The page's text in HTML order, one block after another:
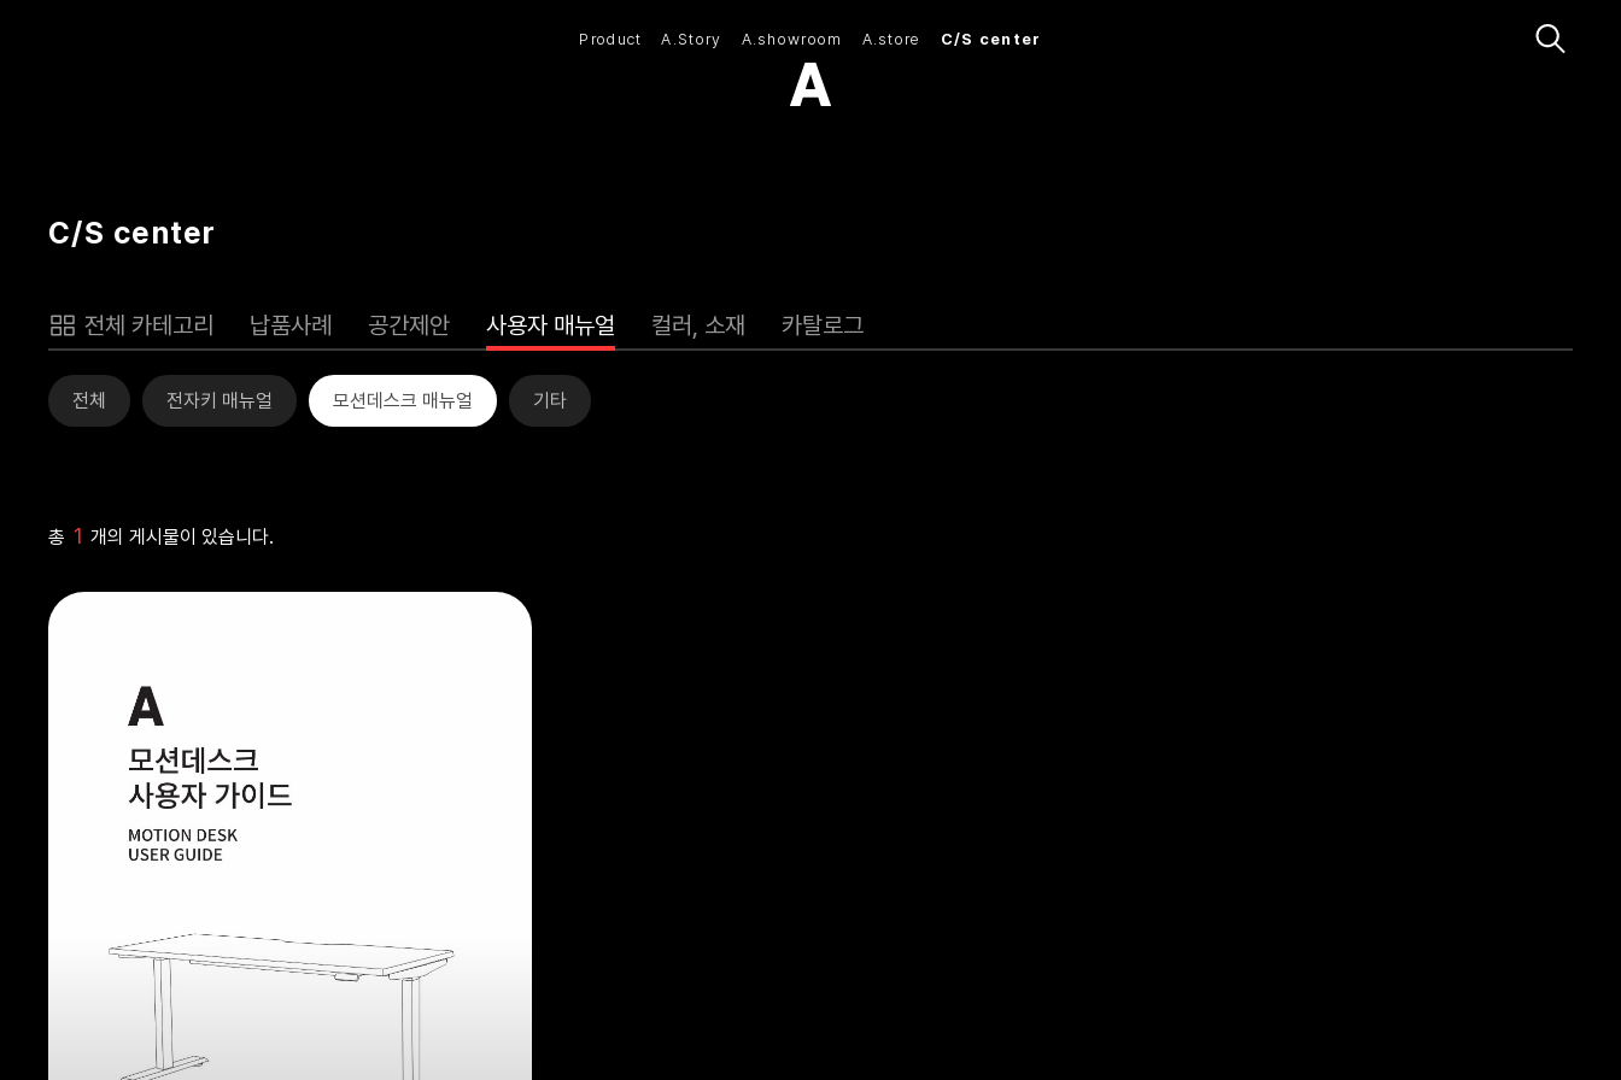
Product A.Story A.showroom A.store C/S center
(주)아모스아인스가구
C/S center
전체 카테고리 납품사례 공간제안 사용자 매뉴얼 컬러, 소재 카탈로그
전체 전자키 매뉴얼 모션데스크 매뉴얼 기타
총 1 개의 게시물이 있습니다.